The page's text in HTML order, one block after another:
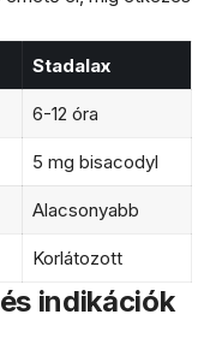
Stadalax
6-12 óra
5 mg bisacodyl
Alacsonyabb
Korlátozott
indikációk